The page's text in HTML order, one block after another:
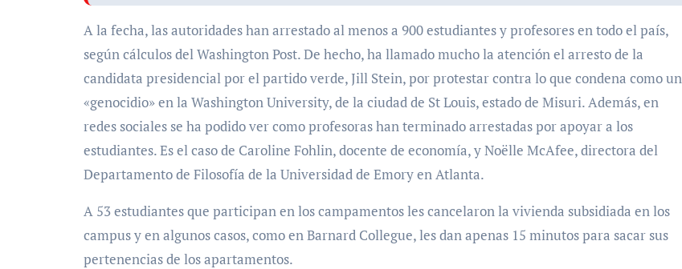
A la fecha, las autoridades han arrestado al menos a 900 estudiantes y profesores en todo el país,
según cálculos del Washington Post. De hecho, ha llamado mucho la atención el arresto de la
candidata presidencial por el partido verde, Jill Stein, por protestar contra lo que condena como un
«genocidio» en la Washington University, de la ciudad de St Louis, estado de Misuri. Además, en
redes sociales se ha podido ver como profesoras han terminado arrestadas por apoyar a los
estudiantes. Es el caso de Caroline Fohlin, docente de economía, y Noëlle McAfee, directora del
Departamento de Filosofía de la Universidad de Emory en Atlanta.
A 53 estudiantes que participan en los campamentos les cancelaron la vivienda subsidiada en los
campus y en algunos casos, como en Barnard Collegue, les dan apenas 15 minutos para sacar sus
pertenencias de los apartamentos.